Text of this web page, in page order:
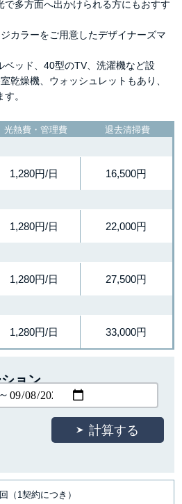
で多方面へ出かけられる方にもおすす
カラーをご用意したデザイナーズマ
ベッド、40型のTV、洗濯機など設
乾燥機、ウォッシュレットもあり、
。
光熱費・管理費 退去清掃費
1,280円/日 16,500円
1,280円/日 22,000円
1,280円/日 27,500円
1,280円/日 33,000円
ョン
～
（1契約につき）